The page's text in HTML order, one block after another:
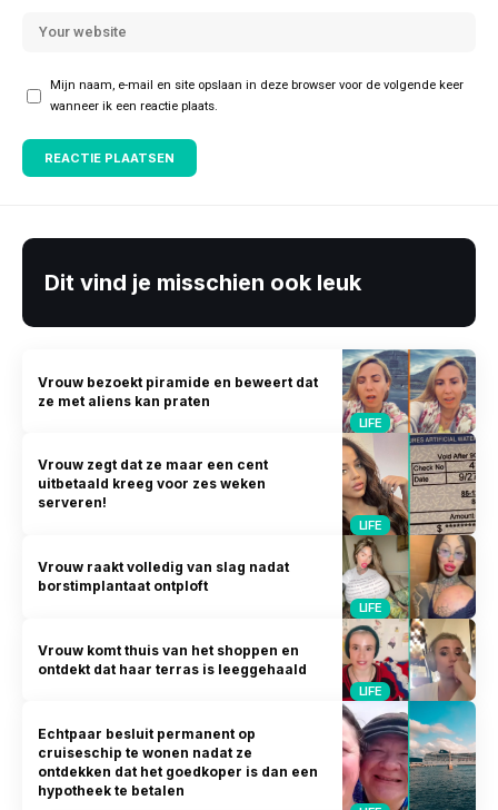
Mijn naam, e-mail en site opslaan in deze browser voor de volgende keer
wanneer ik een reactie plaats.
Dit vind je misschien ook leuk
LIFE
Vrouw bezoekt piramide en beweert dat
ze met aliens kan praten
LIFE
Vrouw zegt dat ze maar een cent
uitbetaald kreeg voor zes weken
serveren!
LIFE
Vrouw raakt volledig van slag nadat
borstimplantaat ontploft
LIFE
Vrouw komt thuis van het shoppen en
ontdekt dat haar terras is leeggehaald
Echtpaar besluit permanent op
cruiseschip te wonen nadat ze
ontdekken dat het goedkoper is dan een
hypotheek te betalen